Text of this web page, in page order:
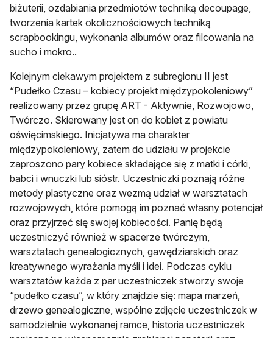
biżuterii, ozdabiania przedmiotów techniką decoupage,
tworzenia kartek okolicznościowych techniką
scrapbookingu, wykonania albumów oraz filcowania na
sucho i mokro..
Kolejnym ciekawym projektem z subregionu II jest
“Pudełko Czasu – kobiecy projekt międzypokoleniowy”
realizowany przez grupę ART - Aktywnie, Rozwojowo,
Twórczo. Skierowany jest on do kobiet z powiatu
oświęcimskiego. Inicjatywa ma charakter
międzypokoleniowy, zatem do udziału w projekcie
zaproszono pary kobiece składające się z matki i córki,
babci i wnuczki lub sióstr. Uczestniczki poznają różne
metody plastyczne oraz wezmą udział w warsztatach
rozwojowych, które pomogą im poznać własny potencjał
oraz przyjrzeć się swojej kobiecości. Panię będą
uczestniczyć również w spacerze twórczym,
warsztatach genealogicznych, gawędziarskich oraz
kreatywnego wyrażania myśli i idei. Podczas cyklu
warsztatów każda z par uczestniczek stworzy swoje
“pudełko czasu”, w który znajdzie się: mapa marzeń,
drzewo genealogiczne, wspólne zdjęcie uczestniczek w
samodzielnie wykonanej ramce, historia uczestniczek